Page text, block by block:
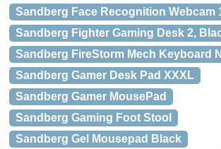
Sandberg Face Recognition Webcam
Sandberg Fighter Gaming Desk 2,
Sandberg FireStorm Mech Keyboard
Sandberg Gamer Desk Pad XXXL
Sandberg Gamer MousePad
Sandberg Gaming Foot Stool
Sandberg Gel Mousepad Black